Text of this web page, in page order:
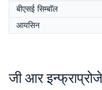
बीएसई सिम्बॉल
आयसिन
जी आर